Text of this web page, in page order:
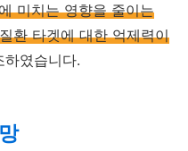
미치는 영향을 줄이는
환 타겟에 대한 억제력이
하였습니다.